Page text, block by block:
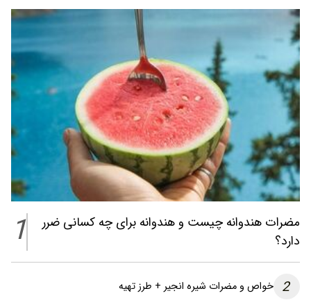
مضرات هندوانه چیست و هندوانه برای چه کسانی ضرر
دارد؟
1
2 خواص و مضرات شیره انجیر + طرز تهیه